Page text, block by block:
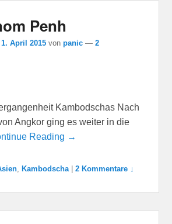
Penh
1. April 2015 vonpanic —2
Kambodschas Nach
Angkor ging es weiter in die
Reading →
, Kambodscha |2 Kommentare ↓